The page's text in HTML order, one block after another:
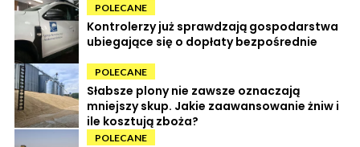
POLECANE
Kontrolerzy już sprawdzają gospodarstwa
ubiegające się o dopłaty bezpośrednie
POLECANE
Słabsze plony nie zawsze oznaczają
mniejszy skup. Jakie zaawansowanie żniw i
ile kosztują zboża?
POLECANE